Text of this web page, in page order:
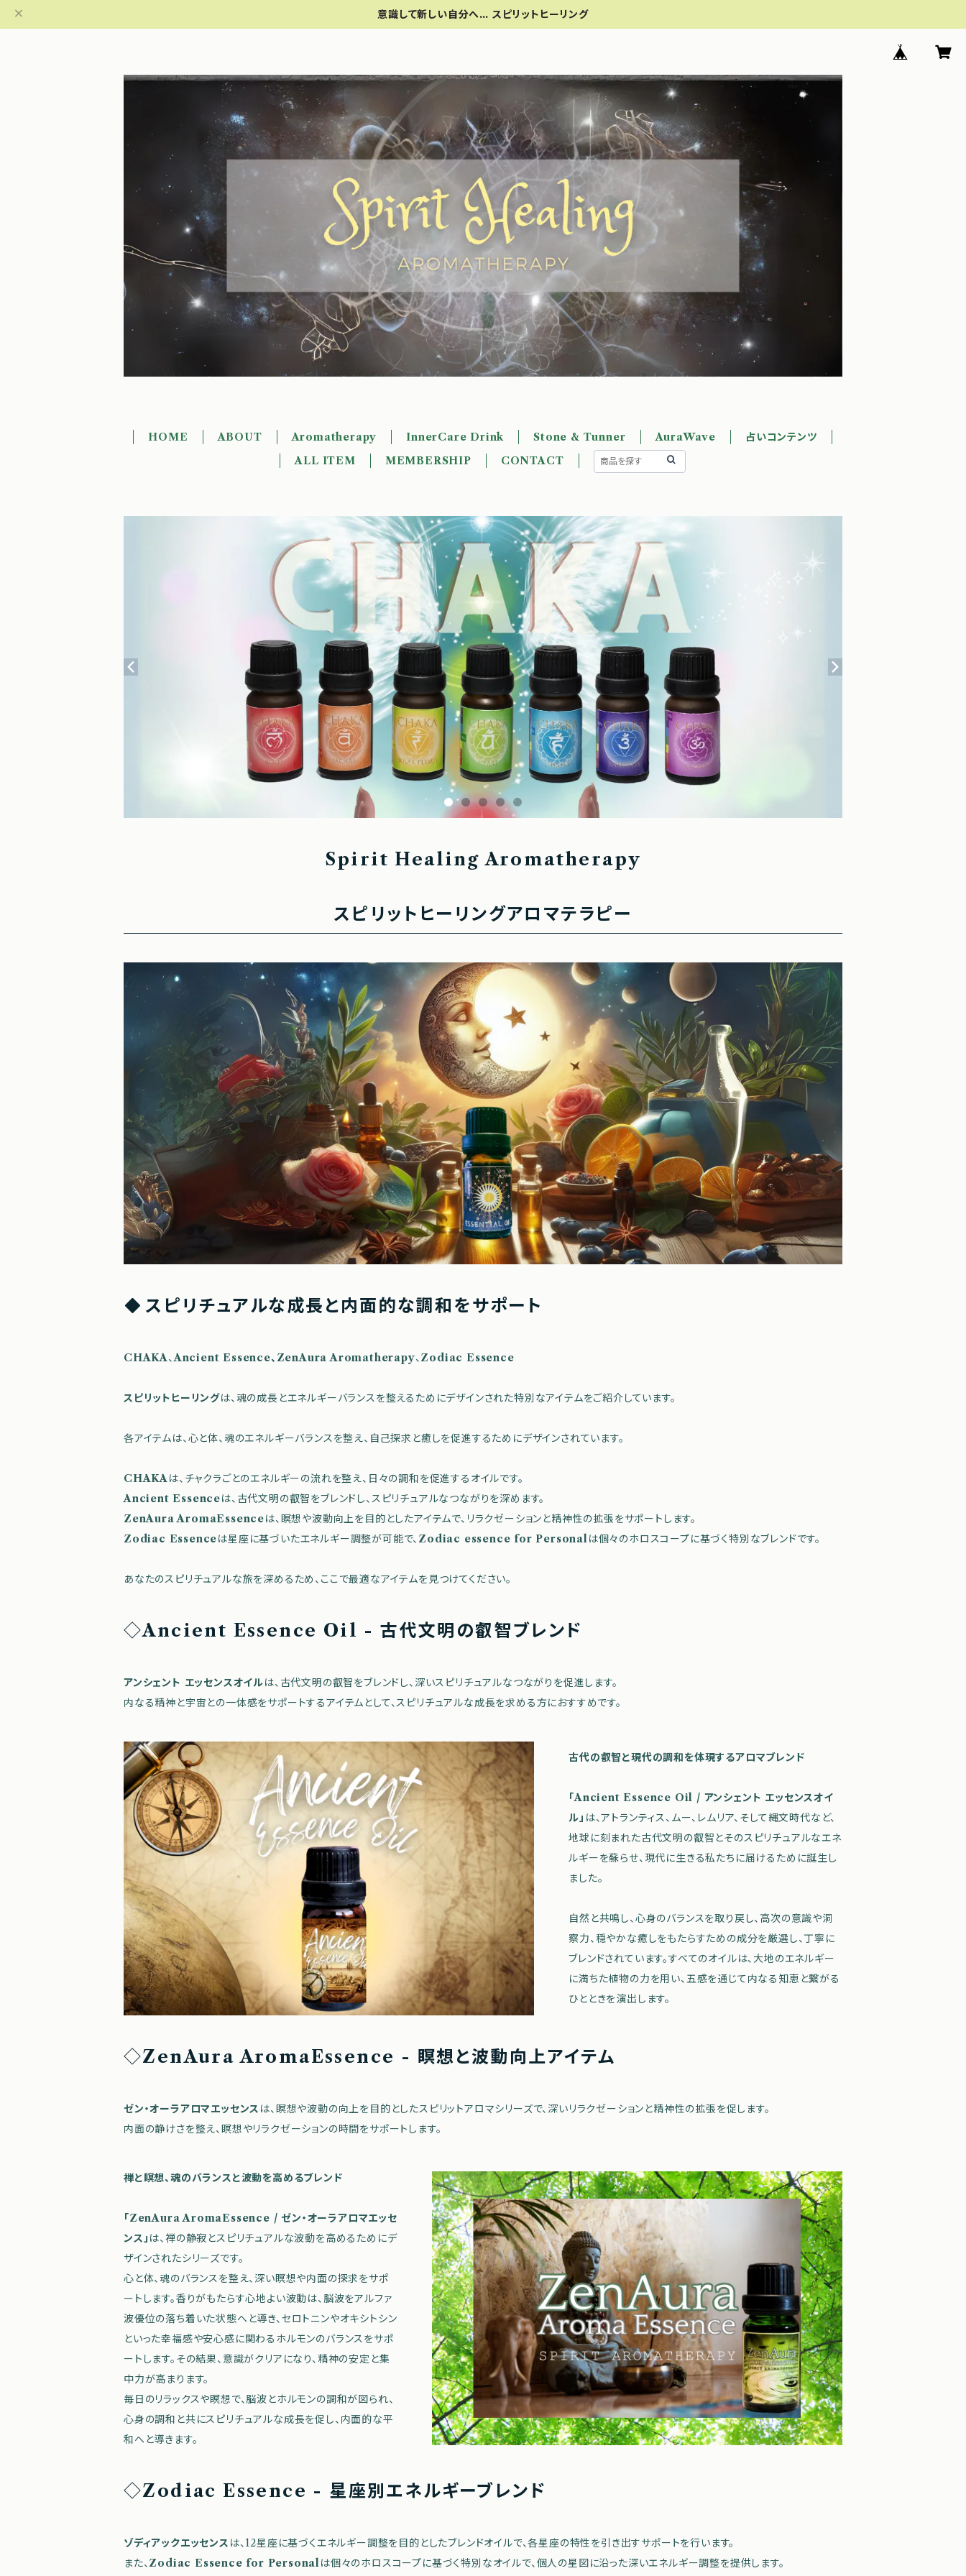
意識して新しい自分へ… スピリットヒーリング
HOME ABOUT Aromatherapy InnerCare Drink Stone & Tunner AuraWave
占いコンテンツ
ALL ITEM
MEMBERSHIP CONTACT
Spirit Healing Aromatherapy
スピリットヒーリングアロマテラピー
スピリチュアルな成長と内面的な調和をサポート
CHAKA、Ancient Essence、ZenAura Aromatherapy、Zodiac Essence
スピリットヒーリングは、魂の成長とエネルギーバランスを整えるためにデザインされた特別なアイテムをご紹介しています。
各アイテムは、心と体、魂のエネルギーバランスを整え、自己探求と癒しを促進するためにデザインされています。
CHAKAは、チャクラごとのエネルギーの流れを整え、日々の調和を促進するオイルです。
Ancient Essenceは、古代文明の叡智をブレンドし、スピリチュアルなつながりを深めます。
ZenAura AromaEssenceは、瞑想や波動向上を目的としたアイテムで、リラクゼーションと精神性の拡張をサポートします。
Zodiac Essenceは星座に基づいたエネルギー調整が可能で、 Zodiac essence for Personalは個々のホロスコープに基づく特別なブレンドです。
あなたのスピリチュアルな旅を深めるため、ここで最適なアイテムを見つけてください。
◇Ancient Essence Oil - 古代文明の叡智ブレンド
アンシェント エッセンスオイルは、古代文明の叡智をブレンドし、深いスピリチュアルなつながりを促進します。
内なる精神と宇宙との一体感をサポートするアイテムとして、スピリチュアルな成長を求める方におすすめです。
古代の叡智と現代の調和を体現するアロマブレンド
「Ancient Essence Oil / アンシェント エッセンスオイ
ル」 は、アトランティス、ムー、レムリア、そして縄文時代など、
地球に刻まれた古代文明の叡智とそのスピリチュアルなエネ
ルギーを蘇らせ、現代に生きる私たちに届けるために誕生し
ました。
自然と共鳴し、心身のバランスを取り戻し、高次の意識や洞
察力、穏やかな癒しをもたらすための成分を厳選し、丁寧に
ブレンドされています。すべてのオイルは、大地のエネルギー
に満ちた植物の力を用い、五感を通じて内なる知恵と繋がる
ひとときを演出します。
◇ZenAura AromaEssence - 瞑想と波動向上アイテム
ゼン・オーラアロマエッセンス は、瞑想や波動の向上を目的としたスピリットアロマシリーズで、深いリラクゼーションと精神性の拡張を促します。
内面の静けさを整え、瞑想やリラクゼーションの時間をサポートします。
禅と瞑想、魂のバランスと波動を高めるブレンド
「ZenAura AromaEssence / ゼン・オーラアロマエッセ
ンス」 は、禅の静寂とスピリチュアルな波動を高めるためにデ
ザインされたシリーズです。
心と体、魂のバランスを整え、深い瞑想や内面の探求をサポ
ートします。香りがもたらす心地よい波動は、脳波をアルファ
波優位の落ち着いた状態へと導き、セロトニンやオキシトシン
といった幸福感や安心感に関わるホルモンのバランスをサポ
ートします。その結果、意識がクリアになり、精神の安定と集
中力が高まります。
毎日のリラックスや瞑想で、脳波とホルモンの調和が図られ、
心身の調和と共にスピリチュアルな成長を促し、内面的な平
和へと導きます。
◇Zodiac Essence - 星座別エネルギーブレンド
ゾディアックエッセンス は、12星座に基づくエネルギー調整を目的としたブレンドオイルで、各星座の特性を引き出すサポートを行います。
また、Zodiac Essence for Personalは個々のホロスコープに基づく特別なオイルで、個人の星図に沿った深いエネルギー調整を提供します。